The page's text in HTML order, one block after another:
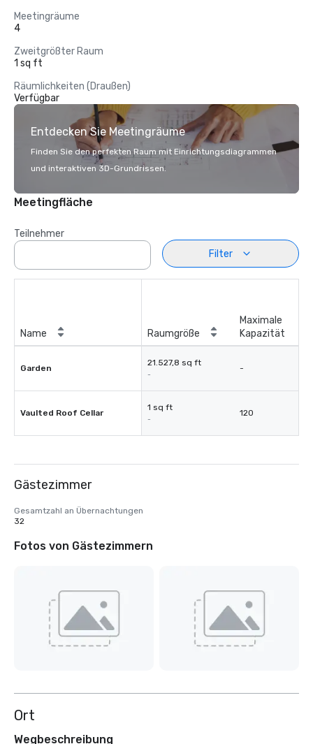
Meetingräume
4
Zweitgrößter Raum
1 sq ft
Räumlichkeiten (Draußen)
Verfügbar
Entdecken Sie Meetingräume
Finden Sie den perfekten Raum mit Einrichtungsdiagrammen
und interaktiven 3D-Grundrissen.
Meetingfläche
Teilnehmer
Filter
Name Raumgröße
Maximale
Kapazität
Garden
21.527,8 sq ft
-
-
Vaulted Roof Cellar
1 sq ft
-
120
Gästezimmer
Gesamtzahl an Übernachtungen
32
Fotos von Gästezimmern
Ort
Wegbeschreibung